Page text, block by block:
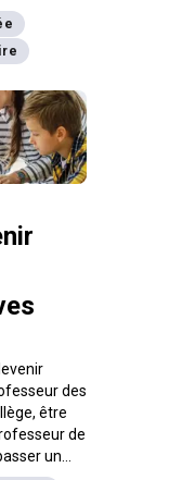
dans
de
pouvoir
des
être
de
un